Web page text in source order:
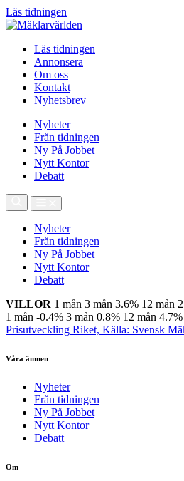
Läs tidningen
Läs tidningen
Annonsera
Om oss
Kontakt
Nyhetsbrev
Nyheter
Från tidningen
Ny På Jobbet
Nytt Kontor
Debatt
Nyheter
Från tidningen
Ny På Jobbet
Nytt Kontor
Debatt
VILLOR 1 mån 3 mån 3.6% 12 mån
1 mån -0.4% 3 mån 0.8% 12 mån 4.7%
Prisutveckling Riket, Källa: Svensk
Våra ämnen
Nyheter
Från tidningen
Ny På Jobbet
Nytt Kontor
Debatt
Om